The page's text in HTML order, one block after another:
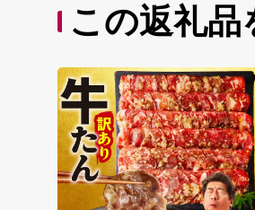
この返礼